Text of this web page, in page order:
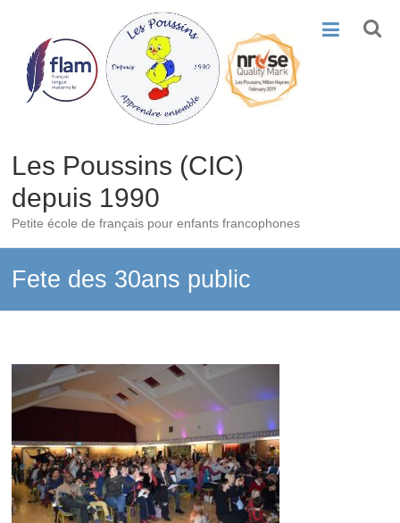
content
Les Poussins (CIC)
depuis 1990
Petite école de français pour enfants francophones
Fete des 30ans public